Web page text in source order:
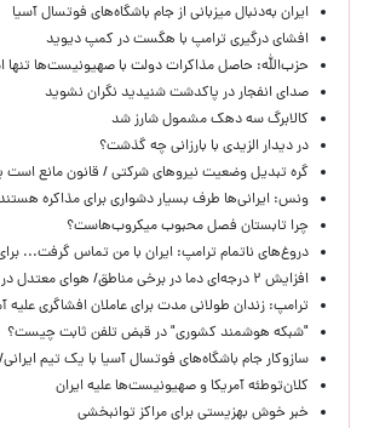
ایران به‌دنبال میزبانی از جام باشگاه‌های فوتسال آسیا
افشای درگیری ترامپ با هگست در کمپ دیوید
حزب‌الله: حاصل مذاکرات دولت با صهیونیست‌ها تنها
صدای انفجار در پاکدشت شنیدید نگران نشوید
کالابرگ سه دهک مشمول شارز شد
در دیدار الزیدی با بارزانی چه گذشت؟
گره تبدیل وضعیت نیروهای شرکتی / قانون مانع است یا
ونس: ایرانی‌ها طرف بسیار دشواری برای مذاکره
چرا تابستان فصل محبوب میکروب‌هاست؟
دروغ‌های ناتمام ترامپ: ایران با من تماس گرفت...
افزایش ۲ درجه‌ای دما در برخی مناطق/ هوای معتدل در نوار شمالی ایران
ترامپ: زندان طولانی مدت برای عاملان افشاگری‌
"شبکه هوشمند کشوری" در قبض تلفن ثابت چیست؟
سازوکار جام باشگاه‌های فوتسال آسیا با یک تیم
کلان‌توطئه آمریکا و صهیونیست‌ها علیه ایران
خبر خوش بهزیستی برای مراکز توانبخشی